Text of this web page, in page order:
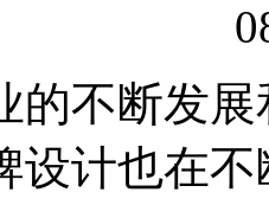
的不断发
设计也在